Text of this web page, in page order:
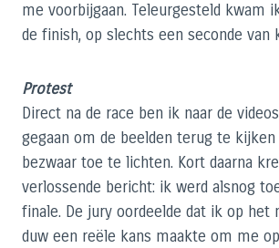
me voorbijgaan. Teleurgesteld kwam
de finish, op slechts een seconde van
Protest
Direct na de race ben ik naar de
gegaan om de beelden terug te
bezwaar toe te lichten. Kort daarna
verlossende bericht: ik werd alsnog
finale. De jury oordeelde dat ik op het
duw een reële kans maakte om me